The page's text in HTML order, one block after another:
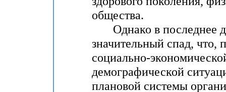
общества.
Однако в последнее
значительный спад, что,
социально-
демографической
плановой системы